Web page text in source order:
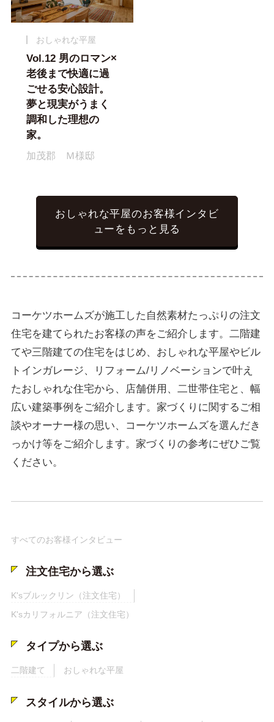
おしゃれな平屋
Vol.12 男のロマン×
老後まで快適に過
ごせる安心設計。
夢と現実がうまく
調和した理想の
家。
加茂郡 Ｍ様邸
おしゃれな平屋のお客様インタビ
ューをもっと見る
コーケツホームズが施工した自然素材たっぷりの注文
住宅を建てられたお客様の声をご紹介します。二階建
てや三階建ての住宅をはじめ、おしゃれな平屋やビル
トインガレージ、リフォーム/リノベーションで叶え
たおしゃれな住宅から、店舗併用、二世帯住宅と、幅
広い建築事例をご紹介します。家づくりに関するご相
談やオーナー様の思い、コーケツホームズを選んだき
っかけ等をご紹介します。家づくりの参考にぜひご覧
ください。
すべてのお客様インタビュー
注文住宅から選ぶ
K'sブルックリン（注文住宅）
K'sカリフォルニア（注文住宅）
タイプから選ぶ
二階建て おしゃれな平屋
スタイルから選ぶ